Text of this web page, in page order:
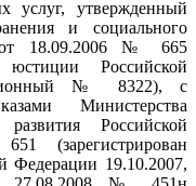
услуг, утвержденный
и социального
от 18.09.2006 № 665
юстиции Российской
№ 8322), с
Министерства
Российской
(зарегистрирован
Федерации 19.10.2007,